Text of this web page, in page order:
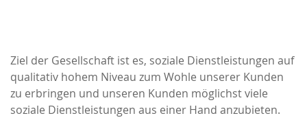
Ziel der Gesellschaft ist es, soziale Dienstleistungen auf
qualitativ hohem Niveau zum Wohle unserer Kunden
zu erbringen und unseren Kunden möglichst viele
soziale Dienstleistungen aus einer Hand anzubieten.